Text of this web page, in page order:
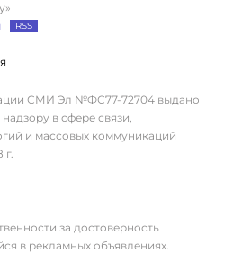
RSS
СМИ Эл №ФС77-72704 выдано
в сфере связи,
и массовых коммуникаций
г.
за достоверность
в рекламных объявлениях.